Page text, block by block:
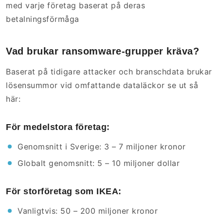
med varje företag baserat på deras
betalningsförmåga
Vad brukar ransomware-grupper kräva?
Baserat på tidigare attacker och branschdata brukar
lösensummor vid omfattande dataläckor se ut så
här:
För medelstora företag:
Genomsnitt i Sverige: 3 – 7 miljoner kronor
Globalt genomsnitt: 5 – 10 miljoner dollar
För storföretag som IKEA:
Vanligtvis: 50 – 200 miljoner kronor